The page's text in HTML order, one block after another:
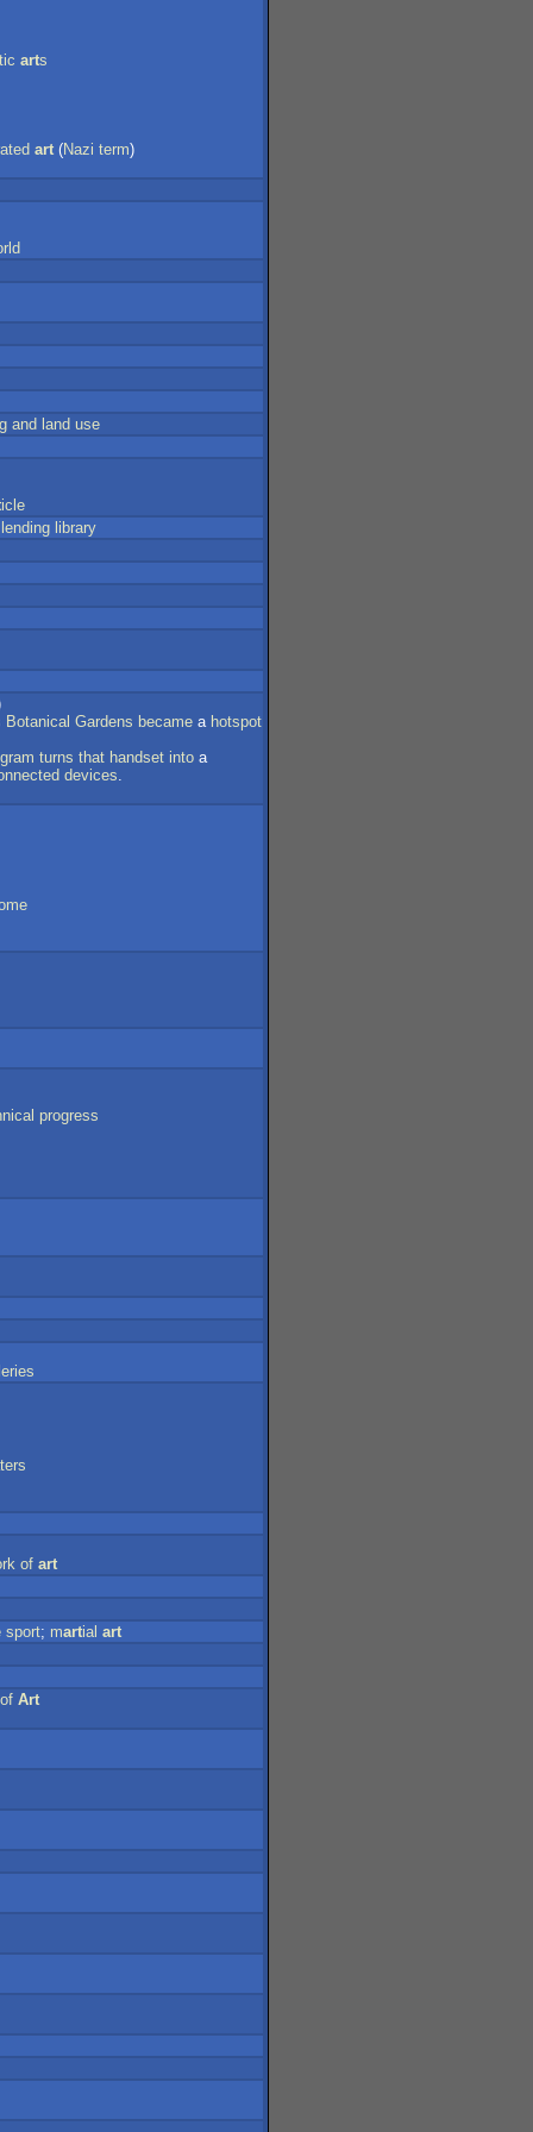
arts
art (Nazi term)
and land use
icle
lending library
Botanical Gardens became a hotspot
turns that handset into a
devices.
progress
of art
sport; martial art
of Art